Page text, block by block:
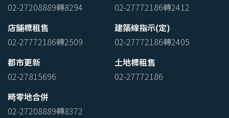
02-27208889轉8294
02-27772186轉2412
店舖標租售
02-27772186轉2509
建築線指示(定)
02-27772186轉2405
都市更新
02-27815696
土地標租售
02-27772186
畸零地合併
02-27208889轉8372